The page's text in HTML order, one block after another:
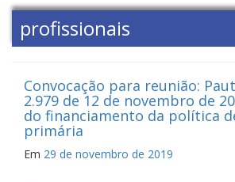
profissionais
Convocação para reunião:
2.979 de 12 de novembro de
do financiamento da política
primária
Em 29 de novembro de 2019